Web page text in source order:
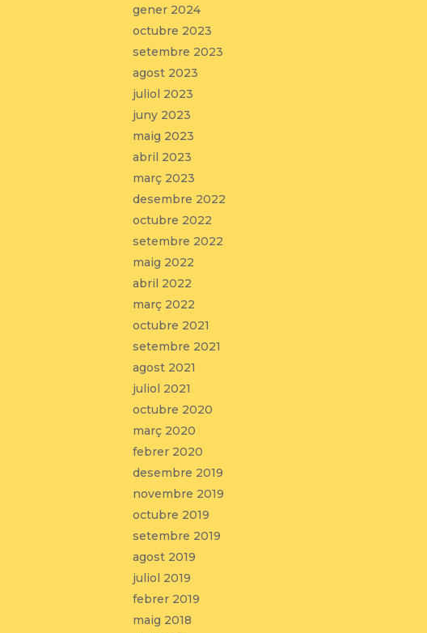
gener 2024
octubre 2023
setembre 2023
agost 2023
juliol 2023
juny 2023
maig 2023
abril 2023
març 2023
desembre 2022
octubre 2022
setembre 2022
maig 2022
abril 2022
març 2022
octubre 2021
setembre 2021
agost 2021
juliol 2021
octubre 2020
març 2020
febrer 2020
desembre 2019
novembre 2019
octubre 2019
setembre 2019
agost 2019
juliol 2019
febrer 2019
maig 2018